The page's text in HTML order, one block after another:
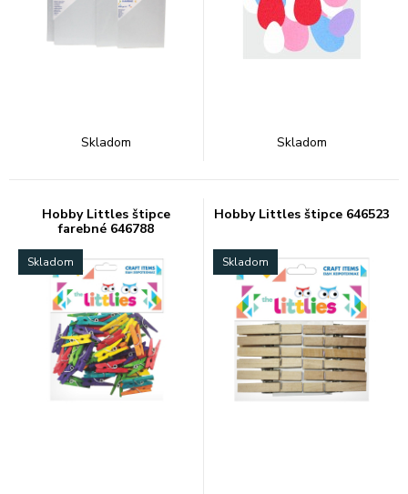
Skladom Skladom
Hobby Littles štipce
farebné 646788
Skladom
Hobby Littles štipce 646523
Skladom